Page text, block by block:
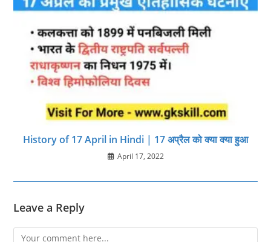
History of 17 April in Hindi | 17 अप्रैल को क्या क्या हुआ
April 17, 2022
Leave a Reply
Comment